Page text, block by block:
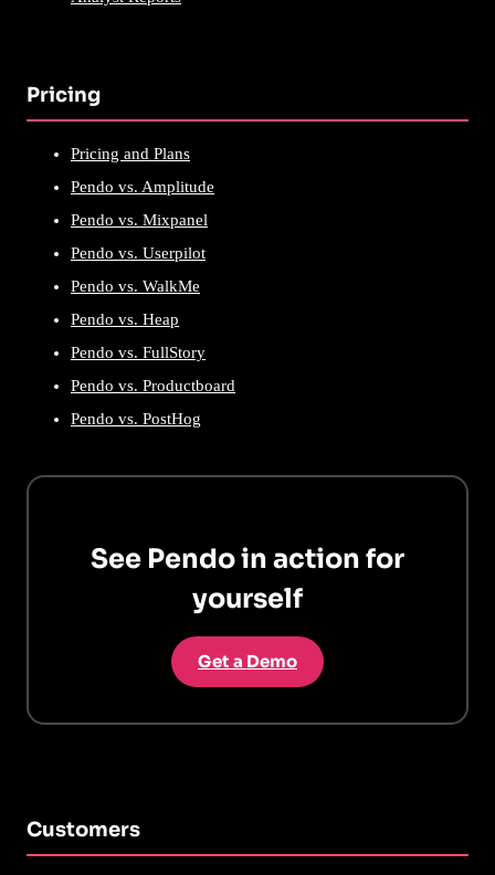
Pricing
Pricing and Plans
Pendo vs. Amplitude
Pendo vs. Mixpanel
Pendo vs. Userpilot
Pendo vs. WalkMe
Pendo vs. Heap
Pendo vs. FullStory
Pendo vs. Productboard
Pendo vs. PostHog
See Pendo in action for
yourself
Get a Demo
Customers